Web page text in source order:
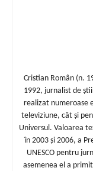
Cristian Român (n.
1992, jurnalist de
realizat numeroase
televiziune, cât și
Universul. Valoarea
în 2003 și 2006, a
UNESCO pentru
asemenea el a